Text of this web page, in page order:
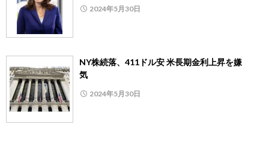
2024年5月30日
NY株続落、411ドル安 米長期金利上昇を嫌
気
2024年5月30日